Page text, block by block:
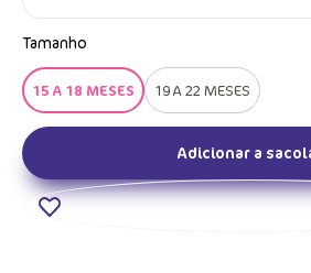
Tamanho
15 A 18 MESES 19 A 22 MESES
Adicionar a